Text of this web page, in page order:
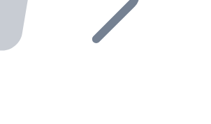
API nel tuo ecosistema.
rete di rivenditori e